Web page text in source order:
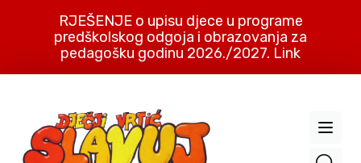
RJEŠENJE o upisu djece u programe
predškolskog odgoja i obrazovanja za
pedagošku godinu 2026./2027. Link